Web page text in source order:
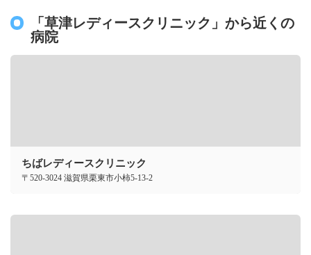
「草津レディースクリニック」から近くの
病院
ちばレディースクリニック
〒520-3024 滋賀県栗東市小柿5-13-2